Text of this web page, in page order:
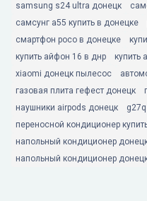
samsung s24 ultra донецк
самсунг а55 купить в донецке
смартфон poco в донецке
купить айфон 16 в днр
купить
xiaomi донецк пылесос
газовая плита гефест донецк
наушники airpods донецк
переносной кондиционер
напольный кондиционер
напольный кондиционер